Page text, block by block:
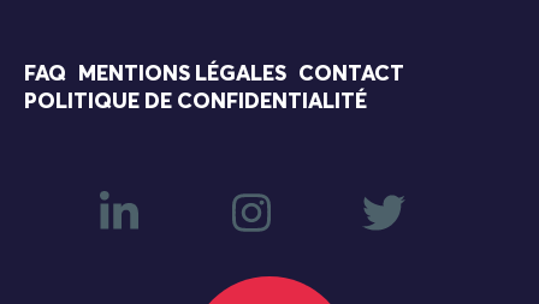
FAQ MENTIONS LÉGALES
CONTACT
POLITIQUE DE CONFIDENTIALITÉ